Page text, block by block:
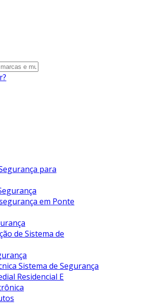
para
em Ponte
de Sistema de
Sistema de Segurança
Residencial E